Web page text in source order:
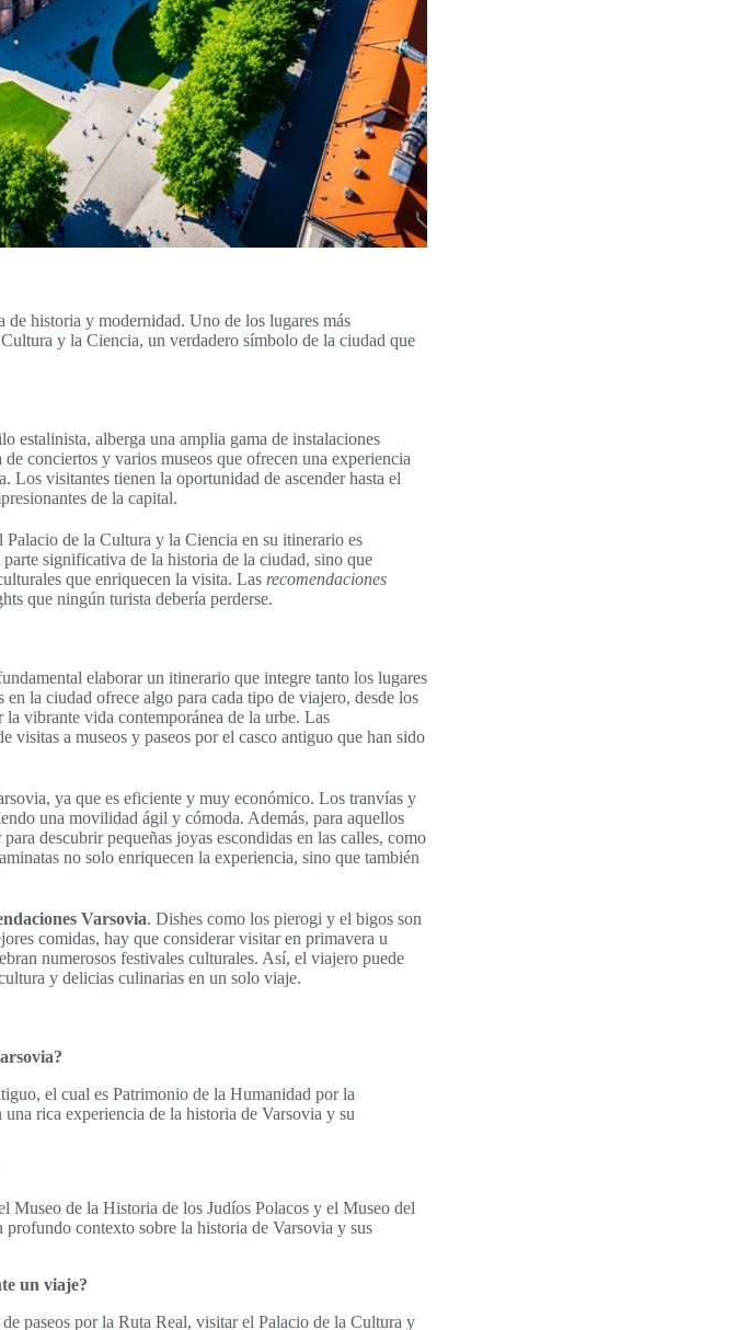
de historia y modernidad. Uno de los lugares más
y la Ciencia, un verdadero símbolo de la ciudad que
estalinista, alberga una amplia gama de instalaciones
conciertos y varios museos que ofrecen una experiencia
Los visitantes tienen la oportunidad de ascender hasta el
de la capital.
Palacio de la Cultura y la Ciencia en su itinerario es
significativa de la historia de la ciudad, sino que
que enriquecen la visita. Las recomendaciones
que ningún turista debería perderse.
elaborar un itinerario que integre tanto los lugares
la ciudad ofrece algo para cada tipo de viajero, desde los
la vibrante vida contemporánea de la urbe. Las
visitas a museos y paseos por el casco antiguo que han sido
ya que es eficiente y muy económico. Los tranvías y
una movilidad ágil y cómoda. Además, para aquellos
descubrir pequeñas joyas escondidas en las calles, como
no solo enriquecen la experiencia, sino que también
Varsovia. Dishes como los pierogi y el bigos son
comidas, hay que considerar visitar en primavera u
numerosos festivales culturales. Así, el viajero puede
y delicias culinarias en un solo viaje.
el cual es Patrimonio de la Humanidad por la
rica experiencia de la historia de Varsovia y su
Museo de la Historia de los Judíos Polacos y el Museo del
contexto sobre la historia de Varsovia y sus
un viaje?
paseos por la Ruta Real, visitar el Palacio de la Cultura y